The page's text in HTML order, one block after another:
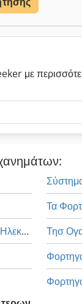
με
Μπλοκ Θερμότητας Και Ηλεκτρικής Ενέργειας
Τα
Τησ